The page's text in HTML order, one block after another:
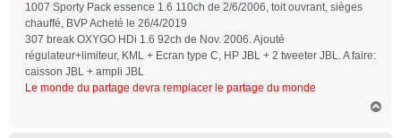
1007 Sporty Pack essence 1.6 110ch de 2/6/2006, toit ouvrant, sièges
chauffé, BVP Acheté le 26/4/2019
307 break OXYGO HDi 1.6 92ch de Nov. 2006. Ajouté
régulateur+limiteur, KML + Ecran type C, HP JBL + 2 tweeter JBL. A faire:
caisson JBL + ampli JBL
Le monde du partage devra remplacer le partage du monde